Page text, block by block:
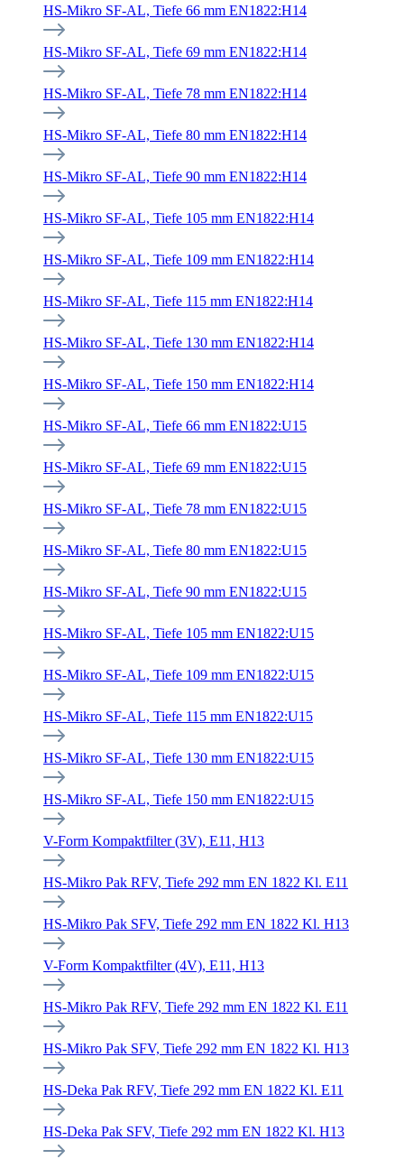
HS-Mikro SF-AL, Tiefe 66 mm EN1822:H14
HS-Mikro SF-AL, Tiefe 69 mm EN1822:H14
HS-Mikro SF-AL, Tiefe 78 mm EN1822:H14
HS-Mikro SF-AL, Tiefe 80 mm EN1822:H14
HS-Mikro SF-AL, Tiefe 90 mm EN1822:H14
HS-Mikro SF-AL, Tiefe 105 mm EN1822:H14
HS-Mikro SF-AL, Tiefe 109 mm EN1822:H14
HS-Mikro SF-AL, Tiefe 115 mm EN1822:H14
HS-Mikro SF-AL, Tiefe 130 mm EN1822:H14
HS-Mikro SF-AL, Tiefe 150 mm EN1822:H14
HS-Mikro SF-AL, Tiefe 66 mm EN1822:U15
HS-Mikro SF-AL, Tiefe 69 mm EN1822:U15
HS-Mikro SF-AL, Tiefe 78 mm EN1822:U15
HS-Mikro SF-AL, Tiefe 80 mm EN1822:U15
HS-Mikro SF-AL, Tiefe 90 mm EN1822:U15
HS-Mikro SF-AL, Tiefe 105 mm EN1822:U15
HS-Mikro SF-AL, Tiefe 109 mm EN1822:U15
HS-Mikro SF-AL, Tiefe 115 mm EN1822:U15
HS-Mikro SF-AL, Tiefe 130 mm EN1822:U15
HS-Mikro SF-AL, Tiefe 150 mm EN1822:U15
V-Form Kompaktfilter (3V), E11, H13
HS-Mikro Pak RFV, Tiefe 292 mm EN 1822 Kl. E11
HS-Mikro Pak SFV, Tiefe 292 mm EN 1822 Kl. H13
V-Form Kompaktfilter (4V), E11, H13
HS-Mikro Pak RFV, Tiefe 292 mm EN 1822 Kl. E11
HS-Mikro Pak SFV, Tiefe 292 mm EN 1822 Kl. H13
HS-Deka Pak RFV, Tiefe 292 mm EN 1822 Kl. E11
HS-Deka Pak SFV, Tiefe 292 mm EN 1822 Kl. H13